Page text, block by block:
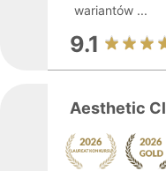
wariantów ...
9.1
Aesthetic